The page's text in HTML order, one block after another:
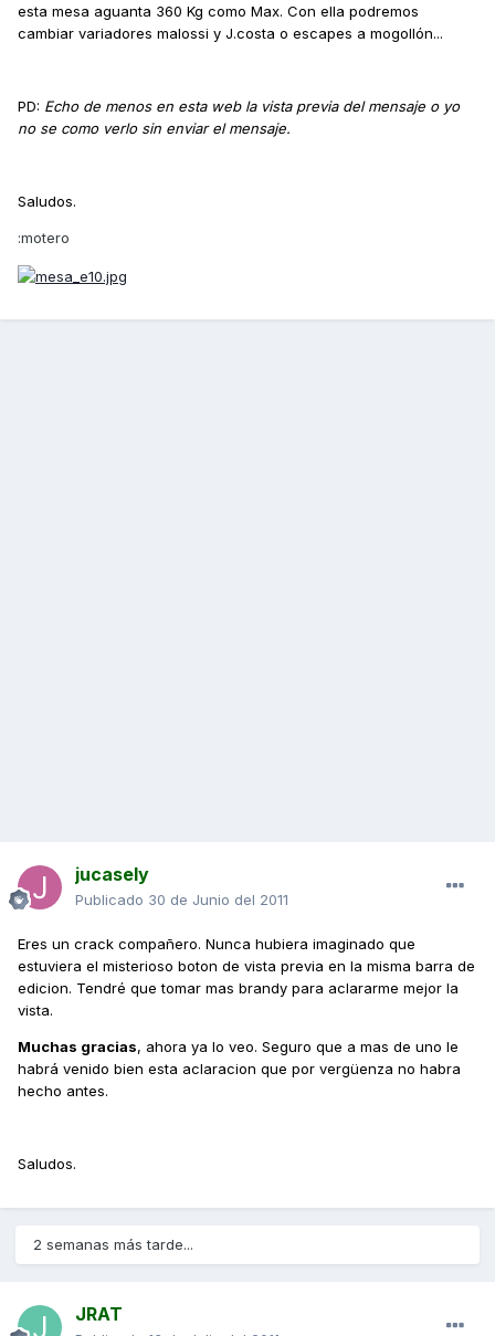
esta mesa aguanta 360 Kg como Max. Con ella podremos
cambiar variadores malossi y J.costa o escapes a mogollón...
PD: Echo de menos en esta web la vista previa del mensaje o yo
no se como verlo sin enviar el mensaje.
Saludos.
:motero
jucasely
Publicado 30 de Junio del 2011
Eres un crack compañero. Nunca hubiera imaginado que
estuviera el misterioso boton de vista previa en la misma barra de
edicion. Tendré que tomar mas brandy para aclararme mejor la
vista.
Muchas gracias, ahora ya lo veo. Seguro que a mas de uno le
habrá venido bien esta aclaracion que por vergüenza no habra
hecho antes.
Saludos.
2 semanas más tarde...
JRAT